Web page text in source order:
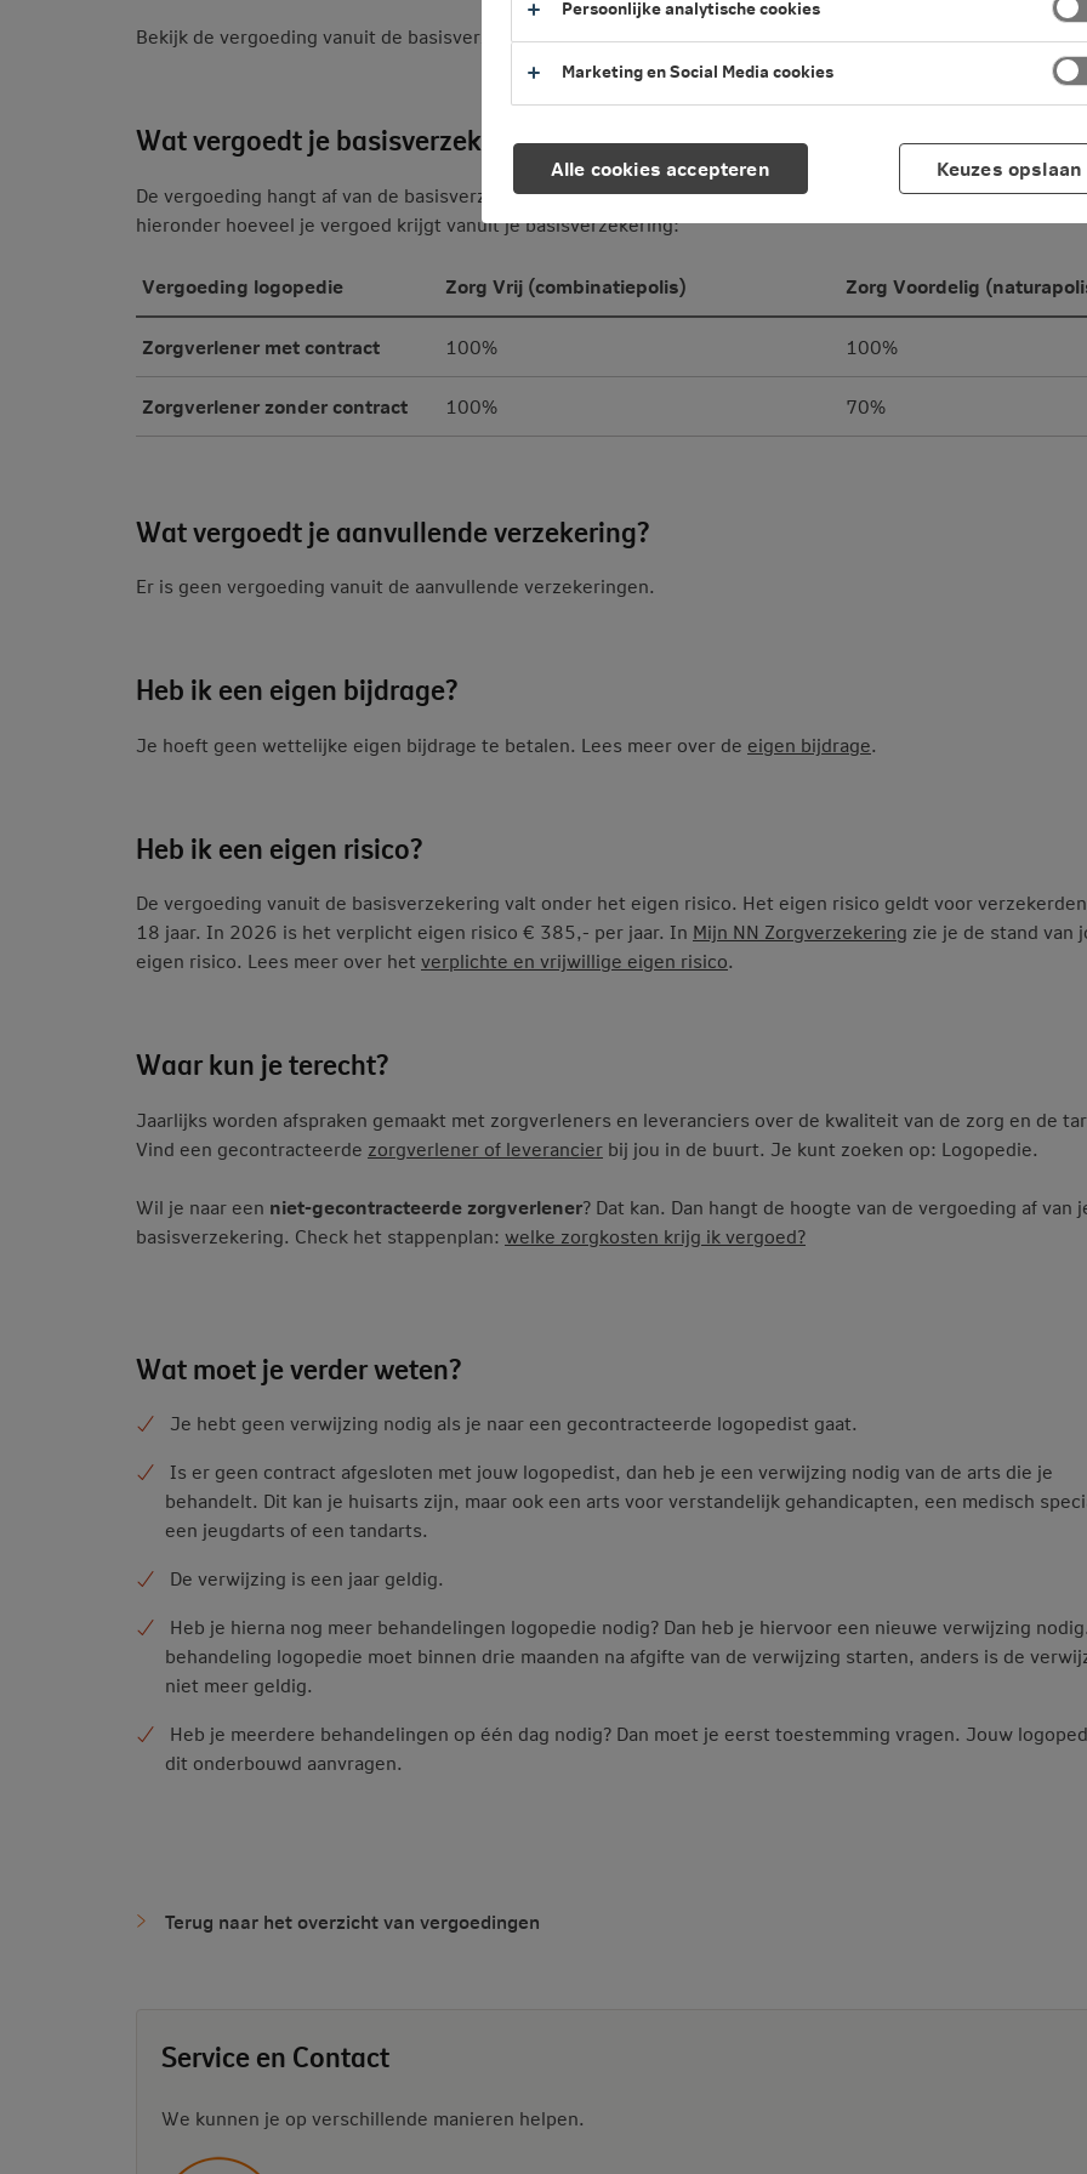
Bekijk de vergoeding vanuit de basisverzekering en aanvullende verzekering.
Wat vergoedt je basisverzekering?
De vergoeding hangt af van de basisverzekering die je hebt. En of er een contract is met jouw zorgverlener.
hieronder hoeveel je vergoed krijgt vanuit je basisverzekering:
Vergoeding logopedie Zorg Vrij (combinatiepolis) Zorg Voordelig
Zorgverlener met contract 100% 100%
Zorgverlener zonder contract 100% 70%
Wat vergoedt je aanvullende verzekering?
Er is geen vergoeding vanuit de aanvullende verzekeringen.
Heb ik een eigen bijdrage?
Je hoeft geen wettelijke eigen bijdrage te betalen. Lees meer over de eigen bijdrage.
Heb ik een eigen risico?
De vergoeding vanuit de basisverzekering valt onder het eigen risico. Het eigen risico geldt voor
18 jaar. In 2026 is het verplicht eigen risico € 385,- per jaar. In Mijn NN Zorgverzekering zie je de stand van
eigen risico. Lees meer over het verplichte en vrijwillige eigen risico.
Waar kun je terecht?
Jaarlijks worden afspraken gemaakt met zorgverleners en leveranciers over de kwaliteit van de zorg en de
Vind een gecontracteerde zorgverlener of leverancier bij jou in de buurt. Je kunt zoeken op: Logopedie.
Wil je naar een niet-gecontracteerde zorgverlener? Dat kan. Dan hangt de hoogte van de vergoeding af van
basisverzekering. Check het stappenplan: welke zorgkosten krijg ik vergoed?
Wat moet je verder weten?
Je hebt geen verwijzing nodig als je naar een gecontracteerde logopedist gaat.
Is er geen contract afgesloten met jouw logopedist, dan heb je een verwijzing nodig van de arts die je
behandelt. Dit kan je huisarts zijn, maar ook een arts voor verstandelijk gehandicapten, een medisch
een jeugdarts of een tandarts.
De verwijzing is een jaar geldig.
Heb je hierna nog meer behandelingen logopedie nodig? Dan heb je hiervoor een nieuwe verwijzing
behandeling logopedie moet binnen drie maanden na afgifte van de verwijzing starten, anders is de
niet meer geldig.
Heb je meerdere behandelingen op één dag nodig? Dan moet je eerst toestemming vragen. Jouw
dit onderbouwd aanvragen.
Terug naar het overzicht van vergoedingen
Service en Contact
We kunnen je op verschillende manieren helpen.
Alle cookies accepteren
Persoonlijke analytische cookies
Marketing en Social Media cookies
Keuzes opslaan